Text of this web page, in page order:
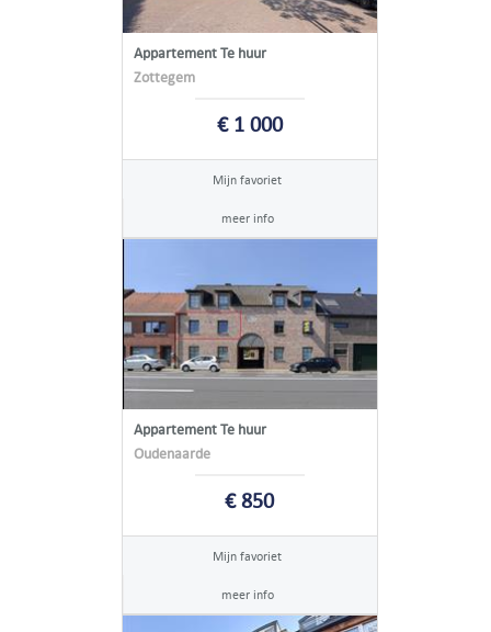
Appartement Te huur
Zottegem
€ 1 000
Mijn favoriet
meer info
Appartement Te huur
Oudenaarde
€ 850
Mijn favoriet
meer info